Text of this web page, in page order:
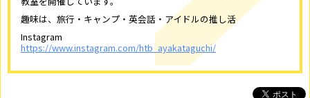
趣味は、旅行・キャンプ・英会話・アイドルの推し活
Instagram
https://www.instagram.com/htb_ayakataguchi/